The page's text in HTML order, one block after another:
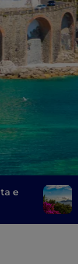
e